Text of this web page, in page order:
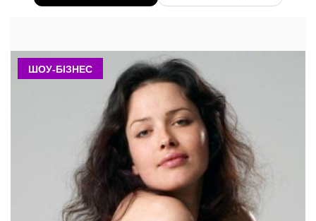
ШОУ-БІЗНЕС